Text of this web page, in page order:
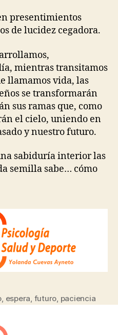
presentimientos
de lucidez cegadora.
mientras transitamos
llamamos vida, las
se transformarán
sus ramas que, como
el cielo, uniendo en
y nuestro futuro.
sabiduría interior las
semilla sabe… cómo
, espera, futuro, paciencia